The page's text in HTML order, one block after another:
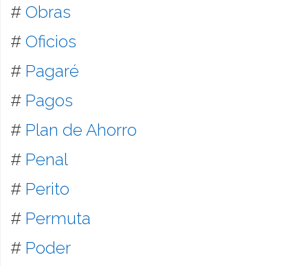
# Obras
# Oficios
# Pagaré
# Pagos
# Plan de Ahorro
# Penal
# Perito
# Permuta
# Poder